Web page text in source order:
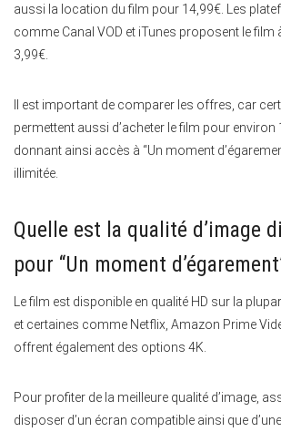
aussi la location du film pour 14,99€. Les
comme Canal VOD et iTunes proposent le
3,99€.
Il est important de comparer les offres, car
permettent aussi d’acheter le film pour environ
donnant ainsi accès à “Un moment
illimitée.
Quelle est la qualité d’image
pour “Un moment
Le film est disponible en qualité HD sur la
et certaines comme Netflix, Amazon Prime
offrent également des options 4K.
Pour profiter de la meilleure qualité d’image,
disposer d’un écran compatible ainsi que